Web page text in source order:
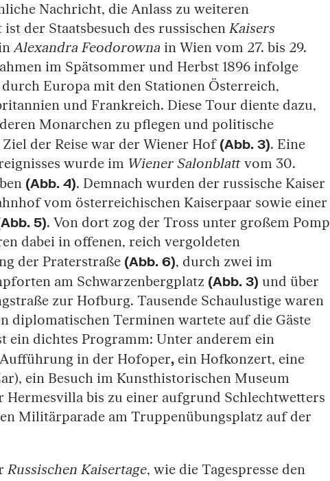
Nachricht, die Anlass zu weiteren
der Staatsbesuch des russischen Kaisers
Alexandra Feodorowna in Wien vom 27. bis 29.
im Spätsommer und Herbst 1896 infolge
Europa mit den Stationen Österreich,
und Frankreich. Diese Tour diente dazu,
Monarchen zu pflegen und politische
der Reise war der Wiener Hof (Abb. 3). Eine
wurde im Wiener Salonblattvom 30.
(Abb. 4). Demnach wurden der russische Kaiser
vom österreichischen Kaiserpaar sowie einer
5). Von dort zog der Tross unter großem Pomp
dabei in offenen, reich vergoldeten
der Praterstraße (Abb. 6), durch zwei im
am Schwarzenbergplatz (Abb. 3) und über
zur Hofburg. Tausende Schaulustige waren
diplomatischen Terminen wartete auf die Gäste
ein dichtes Programm: Unter anderem ein
in der Hofoper, ein Hofkonzert, eine
ein Besuch im Kunsthistorischen Museum
bis zu einer aufgrund Schlechtwetters
Militärparade am Truppenübungsplatz auf der
Russischen Kaisertage, wie die Tagespresse den